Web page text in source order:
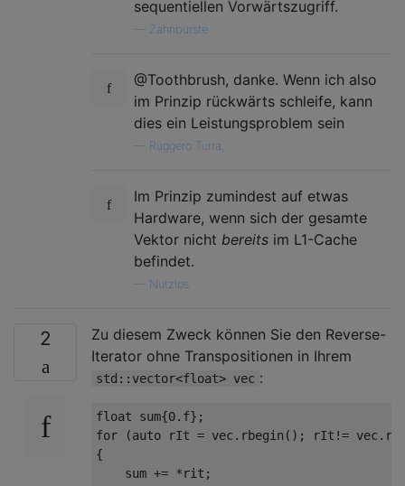
sequentiellen Vorwärtszugriff.
Zahnbürste
@Toothbrush, danke. Wenn ich also
im Prinzip rückwärts schleife, kann
dies ein Leistungsproblem sein
Ruggero Turra,
Im Prinzip zumindest auf etwas
Hardware, wenn sich der gesamte
Vektor nicht bereits im L1-Cache
befindet.
Nutzlos
2
Zu diesem Zweck können Sie den Reverse-
Iterator ohne Transpositionen in Ihrem
std::vector<float> vec :
float sum{0.f};
for
(auto rIt = vec . rbegin (); rIt != vec .
{
    sum
+= *rit ;